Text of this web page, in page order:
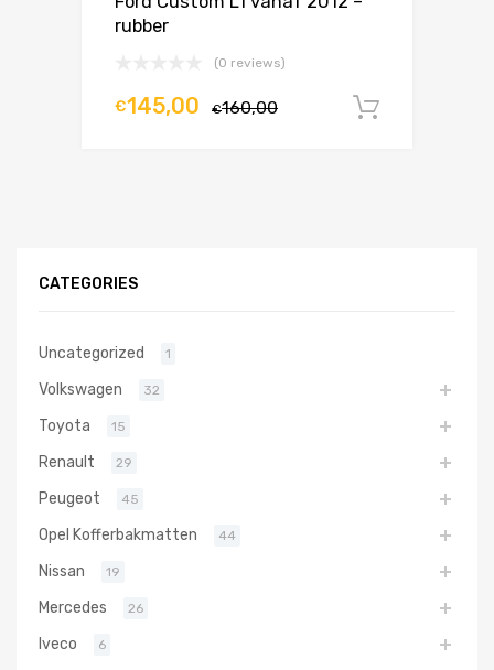
rubber
(0 reviews)
€160,00
€145,00
CATEGORIES
Uncategorized 1
Volkswagen 32
Toyota 15
Renault 29
Peugeot 45
Opel Kofferbakmatten 44
Nissan 19
Mercedes 26
Iveco 6